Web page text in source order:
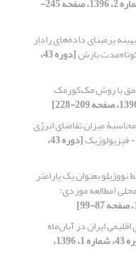
برمبنای داده‌‌‌های رادار
[دوره 43،
با روش مک‌کورمک
میزان تقاضای انرژی
فیزیولوژیک [دوره 43،
بعنوان یک پارامتر
(مطالعه موردی:
ایران در آبان‌ماه
[دوره 43، شماره 1، 1396،